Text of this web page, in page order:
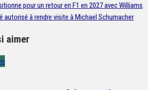
pour un retour en F1 en 2027 avec Williams
autorisé à rendre visite à Michael Schumacher
aimer